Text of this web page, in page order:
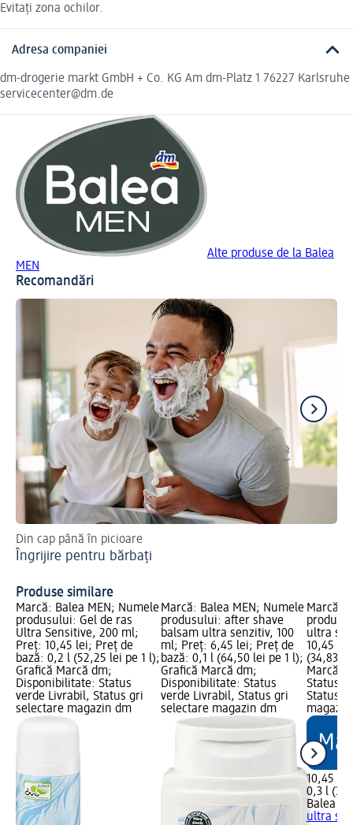
Evitați zona ochilor.
Adresa companiei
dm-drogerie markt GmbH + Co. KG Am dm-Platz 1 76227 Karlsruhe
servicecenter@dm.de
Alte produse de la Balea
MEN
Recomandări
Din cap până în picioare
Îngrijire pentru bărbați
Produse similare
Marcă: Balea MEN; Numele
produsului: Gel de ras
Ultra Sensitive, 200 ml;
Preț: 10,45 lei; Preț de
bază: 0,2 l (52,25 lei pe 1 l);
Grafică Marcă dm;
Disponibilitate: Status
verde Livrabil, Status gri
selectare magazin dm
Marcă: Balea MEN; Numele
produsului: after shave
balsam ultra senzitiv, 100
ml; Preț: 6,45 lei; Preț de
bază: 0,1 l (64,50 lei pe 1 l);
Grafică Marcă dm;
Disponibilitate: Status
verde Livrabil, Status gri
selectare magazin dm
Marcă:
ultra
10,45
(34,83
Marcă
Status
Status
10,45 lei
0,3 l
Balea
ultra